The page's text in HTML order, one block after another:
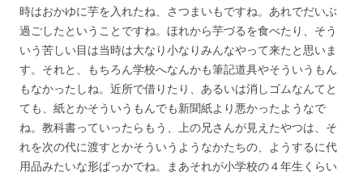
時はおかゆに芋を入れたね、さつまいもですね。あれでだいぶ
過ごしたということですね。ほれから芋づるを食べたり、そう
いう苦しい目は当時は大なり小なりみんなやって来たと思いま
す。それと、もちろん学校へなんかも筆記道具やそういうもん
もなかったしね。近所で借りたり、あるいは消しゴムなんてと
ても、紙とかそういうもんでも新聞紙より悪かったようなで
ね。教科書っていったらもう、上の兄さんが見えたやつは、そ
れを次の代に渡すとかそういうようなかたちの、ようするに代
用品みたいな形ばっかでね。まあそれが小学校の４年生くらい